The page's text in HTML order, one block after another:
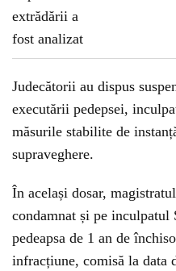
Judecătorii au dispus
executării pedepsei,
măsurile stabilite de
supraveghere.
În același dosar,
condamnat și pe
pedeapsa de 1 an de
infracțiune, comisă la data